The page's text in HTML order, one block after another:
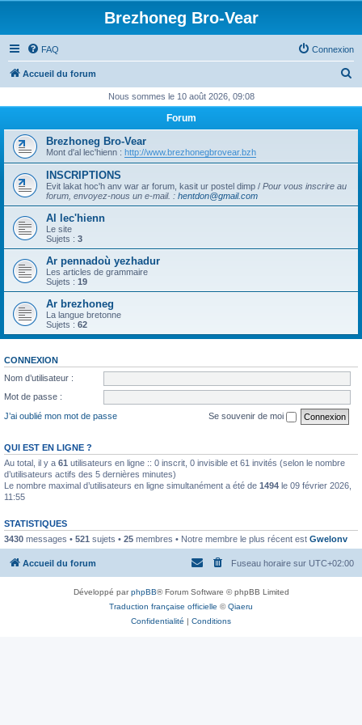
Brezhoneg Bro-Vear
FAQ Connexion
Accueil du forum
h
h
r
Nous sommes le 10 août 2026, 09:08
Forum
Brezhoneg Bro-Vear
Mont d'al lec'hienn : http://www.brezhonegbrovear.bzh
INSCRIPTIONS
Evit lakat hoc'h anv war ar forum, kasit ur postel dimp / Pour vous inscrire au
forum, envoyez-nous un e-mail. : hentdon@gmail.com
Al lec'hienn
Le site
Sujets : 3
Ar pennadoù yezhadur
Les articles de grammaire
Sujets : 19
Ar brezhoneg
La langue bretonne
Sujets : 62
CONNEXION
Nom d’utilisateur :
Mot de passe :
J’ai oublié mon mot de passe
Se souvenir de moi
QUI EST EN LIGNE ?
Au total, il y a 61 utilisateurs en ligne :: 0 inscrit, 0 invisible et 61 invités (selon le nombre
d’utilisateurs actifs des 5 dernières minutes)
Le nombre maximal d’utilisateurs en ligne simultanément a été de 1494 le 09 février 2026,
11:55
STATISTIQUES
3430 messages • 521 sujets • 25 membres • Notre membre le plus récent est Gwelonv
Accueil du forum Fuseau horaire sur UTC+02:00
Développé parphpBB® Forum Software © phpBB Limited
Traduction française officielle ©Qiaeru
Confidentialité | Conditions